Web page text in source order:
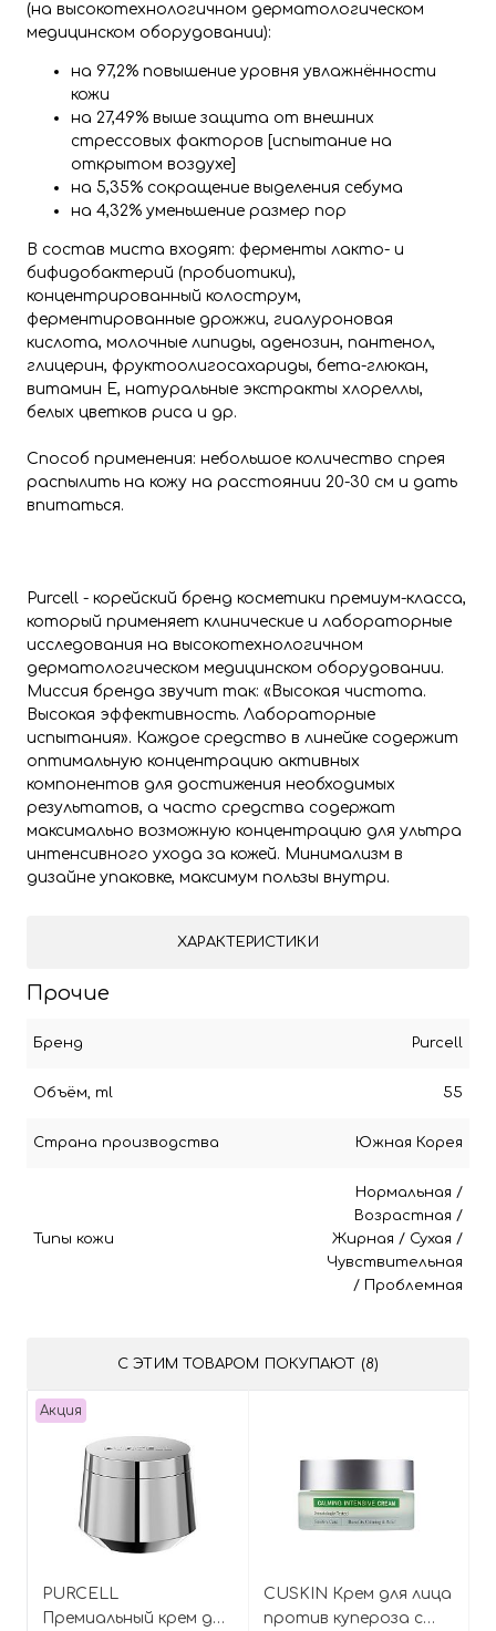
(на высокотехнологичном дерматологическом
медицинском оборудовании):
на 97,2% повышение уровня увлажнённости
кожи
на 27,49% выше защита от внешних
стрессовых факторов [испытание на
открытом воздухе]
на 5,35% сокращение выделения себума
на 4,32% уменьшение размер пор
В состав миста входят: ферменты лакто- и
бифидобактерий (пробиотики),
концентрированный колострум,
ферментированные дрожжи, гиалуроновая
кислота, молочные липиды, аденозин, пантенол,
глицерин, фруктоолигосахариды, бета-глюкан,
витамин Е, натуральные экстракты хлореллы,
белых цветков риса и др.
Способ применения: небольшое количество спрея
распылить на кожу на расстоянии 20-30 см и дать
впитаться.
Purcell - корейский бренд косметики премиум-класса,
который применяет клинические и лабораторные
исследования на высокотехнологичном
дерматологическом медицинском оборудовании.
Миссия бренда звучит так: «Высокая чистота.
Высокая эффективность. Лабораторные
испытания». Каждое средство в линейке содержит
оптимальную концентрацию активных
компонентов для достижения необходимых
результатов, а часто средства содержат
максимально возможную концентрацию для ультра
интенсивного ухода за кожей. Минимализм в
дизайне упаковке, максимум пользы внутри.
ХАРАКТЕРИСТИКИ
Прочие
Бренд Purcell
Объём, ml 55
Страна производства Южная Корея
Типы кожи
Нормальная /
Возрастная /
Жирная / Сухая /
Чувствительная
/ Проблемная
С ЭТИМ ТОВАРОМ ПОКУПАЮТ (8)
Акция
PURCELL
Премиальный крем для
CUSKIN Крем для лица
против купероза с